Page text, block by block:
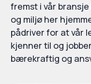
fremst i vår
og miljø her
pådriver for at vår
kjenner til og
bærekraftig og